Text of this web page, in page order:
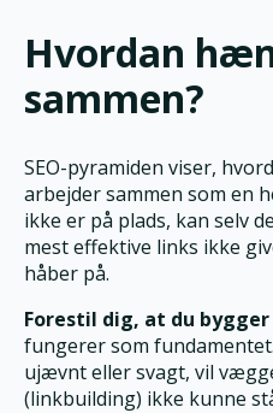
Hvordan
sammen?
SEO-pyramiden viser,
arbejder sammen som en
ikke er på plads, kan selv
mest effektive links ikke
håber på.
Forestil dig, at du bygger
fungerer som
ujævnt eller svagt, vil
(linkbuilding) ikke kunne